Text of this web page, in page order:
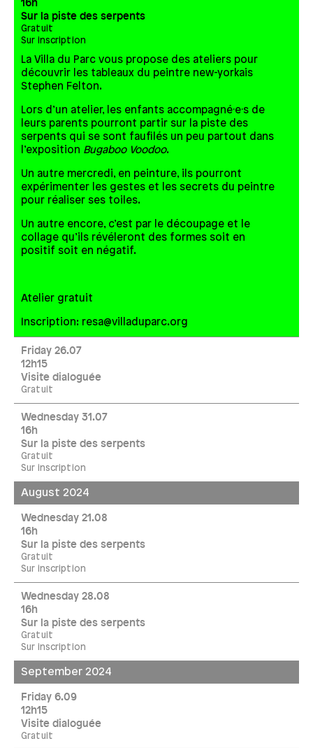
16h
Sur la piste des serpents
Gratuit
Sur inscription
La Villa du Parc vous propose des ateliers pour
découvrir les tableaux du peintre new-yorkais
Stephen Felton.
Lors d’un atelier, les enfants accompagné·e·s de
leurs parents pourront partir sur la piste des
serpents qui se sont faufilés un peu partout dans
l’exposition Bugaboo Voodoo.
Un autre mercredi, en peinture, ils pourront
expérimenter les gestes et les secrets du peintre
pour réaliser ses toiles.
Un autre encore, c’est par le découpage et le
collage qu’ils révéleront des formes soit en
positif soit en négatif.
Atelier gratuit
Inscription: resa@villaduparc.org
Friday 26.07
12h15
Visite dialoguée
Gratuit
Wednesday 31.07
16h
Sur la piste des serpents
Gratuit
Sur inscription
August 2024
Wednesday 21.08
16h
Sur la piste des serpents
Gratuit
Sur inscription
Wednesday 28.08
16h
Sur la piste des serpents
Gratuit
Sur inscription
September 2024
Friday 6.09
12h15
Visite dialoguée
Gratuit